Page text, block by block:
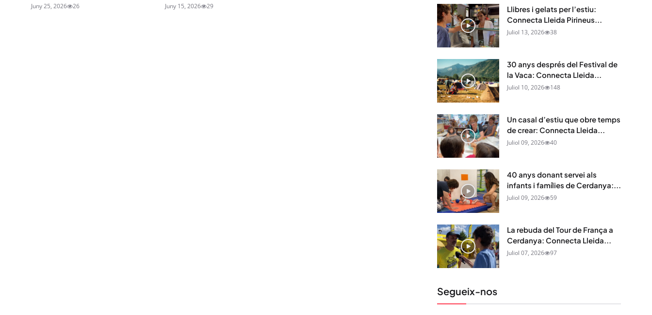
Juny 25, 2026 26 Juny 15, 2026 29
Llibres i gelats per l’estiu:
Connecta Lleida Pirineus...
Juliol 13, 2026 38
30 anys després del Festival de
la Vaca: Connecta Lleida...
Juliol 10, 2026 148
Un casal d’estiu que obre temps
de crear: Connecta Lleida...
Juliol 09, 2026 40
40 anys donant servei als
infants i famílies de Cerdanya:...
Juliol 09, 2026 59
La rebuda del Tour de França a
Cerdanya: Connecta Lleida...
Juliol 07, 2026 97
Segueix-nos